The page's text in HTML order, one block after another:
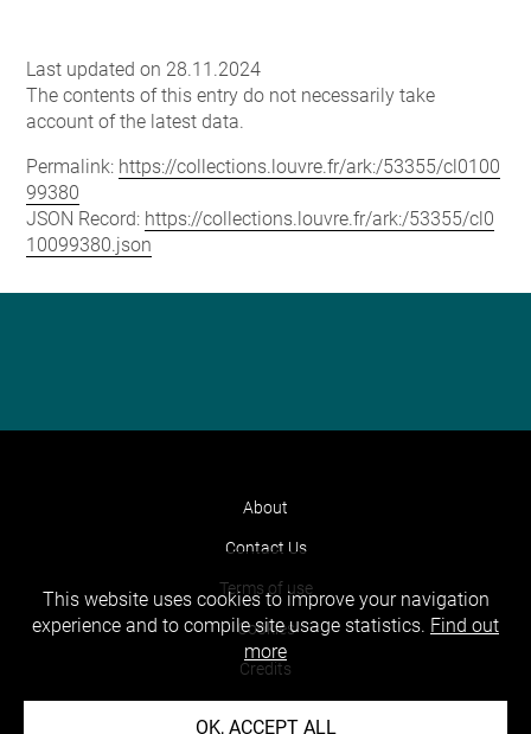
Last updated on 28.11.2024
The contents of this entry do not necessarily take
account of the latest data.
Permalink: https://collections.louvre.fr/ark:/53355/cl0100
99380
JSON Record: https://collections.louvre.fr/ark:/53355/cl0
10099380.json
About
Contact Us
Terms of use
Cookies
Credits
This website uses cookies to improve your navigation
experience and to compile site usage statistics. Find out
more
OK, ACCEPT ALL